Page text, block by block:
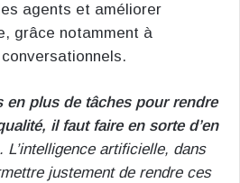
agents et améliorer
grâce notamment à
en plus de tâches pour rendre
il faut faire en sorte d’en
artificielle, dans
justement de rendre ces